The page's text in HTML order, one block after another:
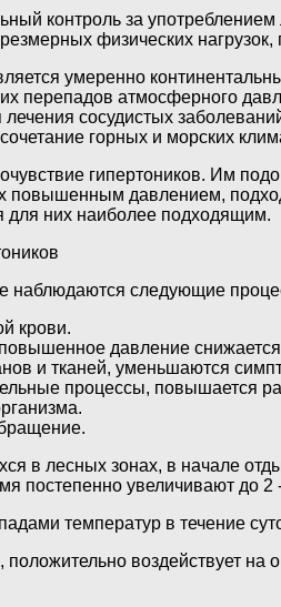
контроль за
физических
умеренно
перепадов атмосферного
сосудистых
горных и морских
гипертоников. Им
повышенным давлением,
для них наиболее подходящим.
наблюдаются следующие
крови.
давление
и тканей, уменьшаются
процессы, повышается
в лесных зонах, в начале
постепенно увеличивают до
температур в течение
воздействует на